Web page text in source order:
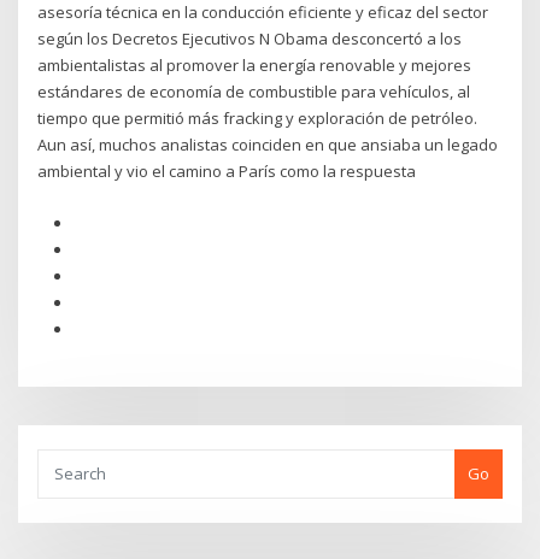
asesoría técnica en la conducción eficiente y eficaz del sector
según los Decretos Ejecutivos N Obama desconcertó a los
ambientalistas al promover la energía renovable y mejores
estándares de economía de combustible para vehículos, al
tiempo que permitió más fracking y exploración de petróleo.
Aun así, muchos analistas coinciden en que ansiaba un legado
ambiental y vio el camino a París como la respuesta
Go